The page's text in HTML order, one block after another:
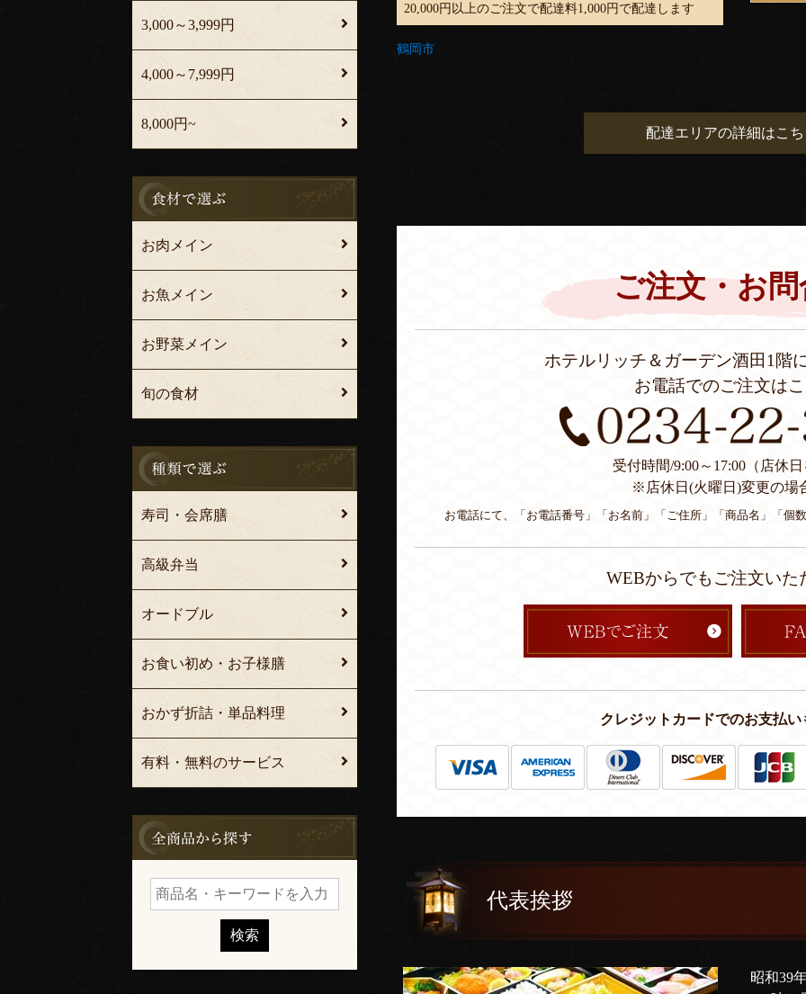
20,000円以上のご注文で配達料1,000円で配達します
鶴岡市
配達エリアの詳細はこ
ご注文・お問
ホテルリッチ＆ガーデン酒田1階
お電話でのご注文は
受付時間/9:00～17:00（店休
※店休日(火曜日)変更の場
お電話にて、「お電話番号」「お名前」「ご住所」「商品名」「個
WEBからでもご注文いた
クレジットカードでのお支払い
代表挨拶
昭和39
3,000～3,999円
4,000～7,999円
8,000円~
お肉メイン
お魚メイン
お野菜メイン
旬の食材
寿司・会席膳
高級弁当
オードブル
お食い初め・お子様膳
おかず折詰・単品料理
有料・無料のサービス